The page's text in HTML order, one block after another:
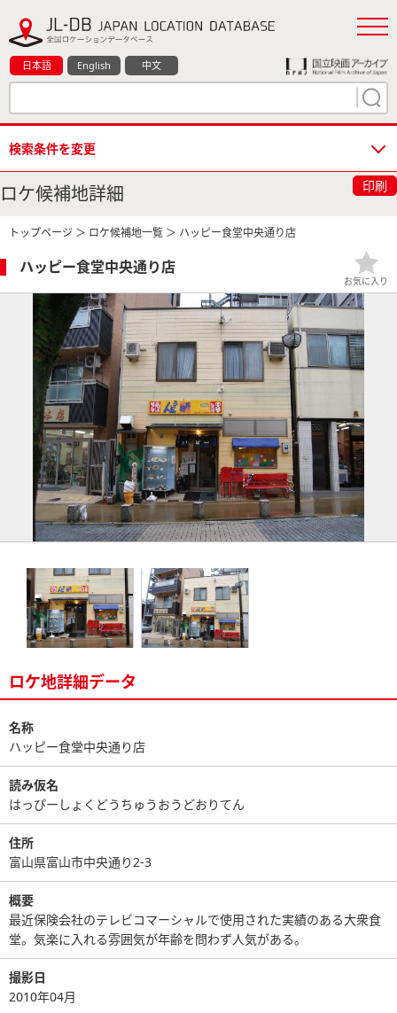
日本語 English 中文
検索条件を変更
ロケ候補地詳細 印刷
トップページ ＞ ロケ候補地一覧 ＞ ハッピー食堂中央通り店
ハッピー食堂中央通り店
お気に入り
ロケ地詳細データ
名称
ハッピー食堂中央通り店
読み仮名
はっぴーしょくどうちゅうおうどおりてん
住所
富山県富山市中央通り2-3
概要
最近保険会社のテレビコマーシャルで使用された実績のある大衆食
堂。気楽に入れる雰囲気が年齢を問わず人気がある。
撮影日
2010年04月